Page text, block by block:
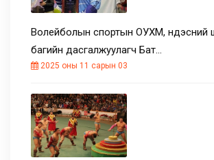
Волейболын спортын ОУХМ, үндэсний
багийн дасгалжуулагч Бат…
2025 оны 11 сарын 03